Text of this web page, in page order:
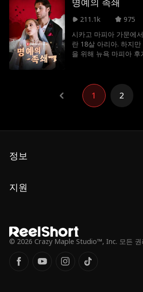
를 향한 집착 사이에서
역시 로즈에게 완전히
나는 순간, 그들은 애초
연이 아니라, 서로를 사
을 알게 된다.
211.1k
975
시카고 마피아 가문에
란 18살 아리아. 하지
을 위해 뉴욕 마피아 후
빠진다. 잔혹함과 폭력
신을 맡기는 것이 배신
세계에서 살아남을 유
1 2
정보
지원
© 2026 Crazy Maple Studio™, Inc. 모든 권